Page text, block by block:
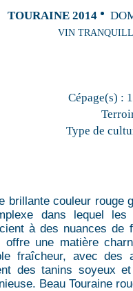
TOURAINE 2014
VIN
Cépage(s) :
Type de
brillante couleur rouge
dans lequel
à des nuances de
offre une matière
fraîcheur, avec des
des tanins soyeux
Beau Touraine